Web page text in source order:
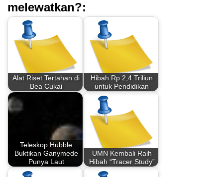
melewatkan?:
Alat Riset Tertahan di
Bea Cukai
Hibah Rp 2,4 Triliun
untuk Pendidikan
Teleskop Hubble
Buktikan Ganymede
Punya Laut
UMN Kembali Raih
Hibah “Tracer Study”